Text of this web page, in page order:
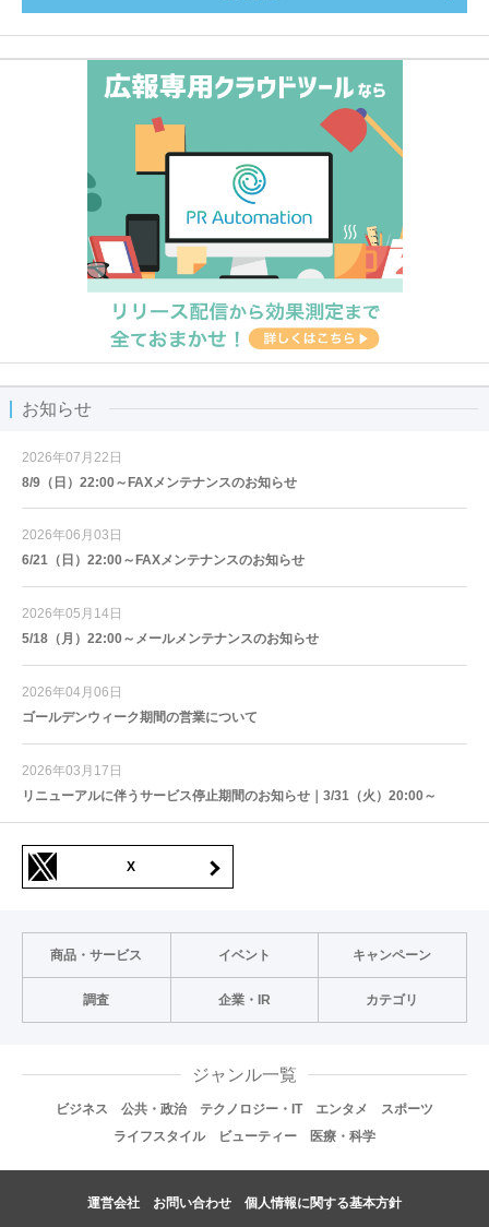
お知らせ
2026年07月22日
8/9（日）22:00～FAXメンテナンスのお知らせ
2026年06月03日
6/21（日）22:00～FAXメンテナンスのお知らせ
2026年05月14日
5/18（月）22:00～メールメンテナンスのお知らせ
2026年04月06日
ゴールデンウィーク期間の営業について
2026年03月17日
リニューアルに伴うサービス停止期間のお知らせ｜3/31（火）20:00～
X
商品・サービス イベント キャンペーン
調査 企業・IR カテゴリ
ジャンル一覧
ビジネス 公共・政治 テクノロジー・IT エンタメ
スポーツ
ライフスタイル
ビューティー 医療・科学
運営会社 お問い合わせ 個人情報に関する基本方針